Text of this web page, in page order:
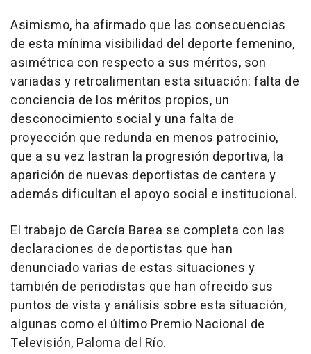
Asimismo, ha afirmado que las consecuencias
de esta mínima visibilidad del deporte femenino,
asimétrica con respecto a sus méritos, son
variadas y retroalimentan esta situación: falta de
conciencia de los méritos propios, un
desconocimiento social y una falta de
proyección que redunda en menos patrocinio,
que a su vez lastran la progresión deportiva, la
aparición de nuevas deportistas de cantera y
además dificultan el apoyo social e institucional.
El trabajo de García Barea se completa con las
declaraciones de deportistas que han
denunciado varias de estas situaciones y
también de periodistas que han ofrecido sus
puntos de vista y análisis sobre esta situación,
algunas como el último Premio Nacional de
Televisión, Paloma del Río.